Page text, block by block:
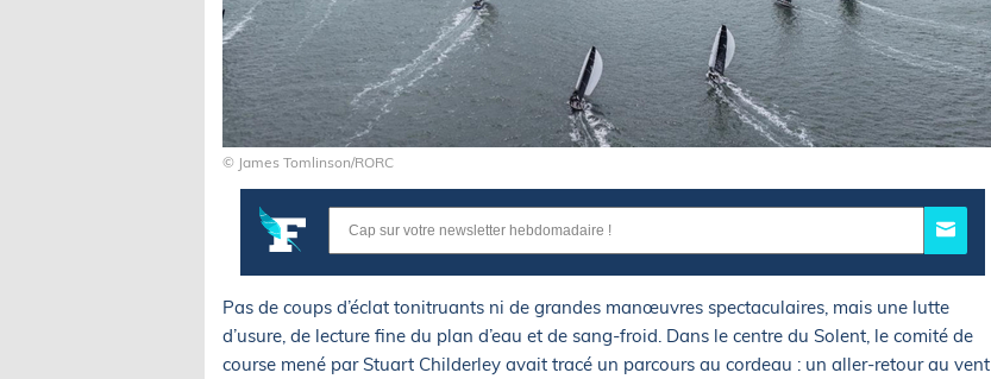
© James Tomlinson/RORC
Pas de coups d’éclat tonitruants ni de grandes manœuvres spectaculaires, mais une lutte
d’usure, de lecture fine du plan d’eau et de sang-froid. Dans le centre du Solent, le comité de
course mené par Stuart Childerley avait tracé un parcours au cordeau : un aller-retour au vent